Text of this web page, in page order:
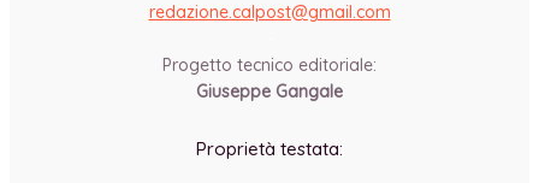
redazione.calpost@gmail.com
Progetto tecnico editoriale:
Giuseppe Gangale
Proprietà testata: